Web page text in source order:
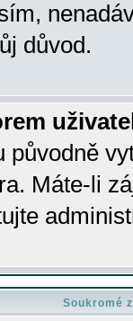
důvod.
původně
Máte-li
Soukromé